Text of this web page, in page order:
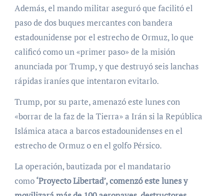
Además, el mando militar aseguró que facilitó el
paso de dos buques mercantes con bandera
estadounidense por el estrecho de Ormuz, lo que
calificó como un «primer paso» de la misión
anunciada por Trump, y que destruyó seis lanchas
rápidas iraníes que intentaron evitarlo.
Trump, por su parte, amenazó este lunes con
«borrar de la faz de la Tierra» a Irán si la República
Islámica ataca a barcos estadounidenses en el
estrecho de Ormuz o en el golfo Pérsico.
La operación, bautizada por el mandatario
como‘Proyecto Libertad’, comenzó este lunes y